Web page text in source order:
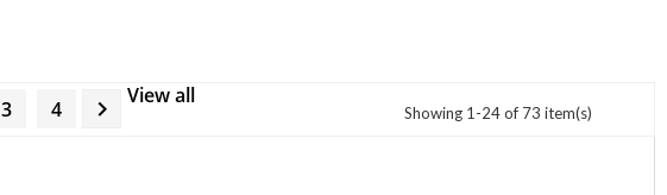
Showing 1-24 of 73 item(s)
3 4  View all